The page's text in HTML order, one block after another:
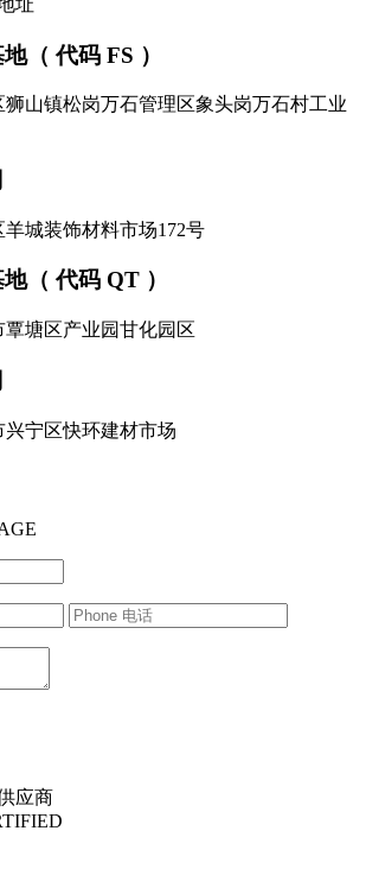
（ 代码 FS ）
山镇松岗万石管理区象头岗万石村工业
羊城装饰材料市场172号
（ 代码 QT ）
覃塘区产业园甘化园区
兴宁区快环建材市场
应商